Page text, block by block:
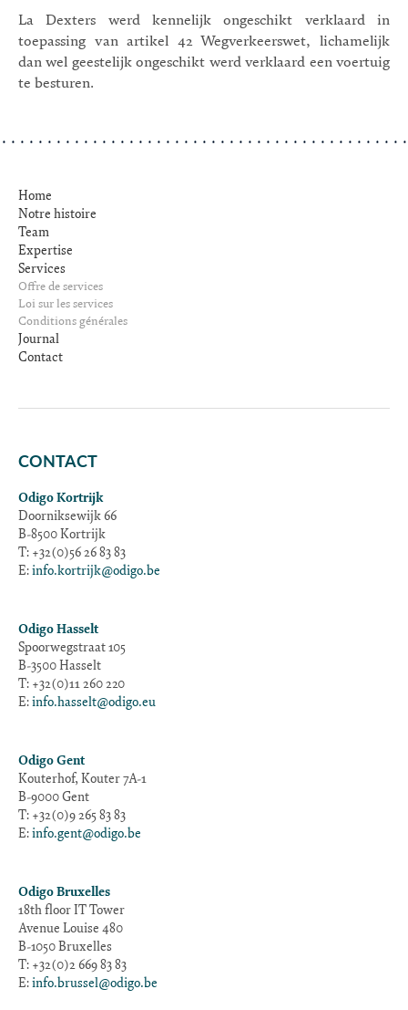
La Dexters werd kennelijk ongeschikt verklaard in
toepassing van artikel 42 Wegverkeerswet, lichamelijk
dan wel geestelijk ongeschikt werd verklaard een voertuig
te besturen.
Home
Notre histoire
Team
Expertise
Services
Offre de services
Loi sur les services
Conditions générales
Journal
Contact
CONTACT
Odigo Kortrijk
Doorniksewijk 66
B-8500 Kortrijk
T: +32(0)56 26 83 83
E: info.kortrijk@odigo.be
Odigo Hasselt
Spoorwegstraat 105
B-3500 Hasselt
T: +32(0)11 260 220
E: info.hasselt@odigo.eu
Odigo Gent
Kouterhof, Kouter 7A-1
B-9000 Gent
T: +32(0)9 265 83 83
E: info.gent@odigo.be
Odigo Bruxelles
18th floor IT Tower
Avenue Louise 480
B-1050 Bruxelles
T: +32(0)2 669 83 83
E: info.brussel@odigo.be